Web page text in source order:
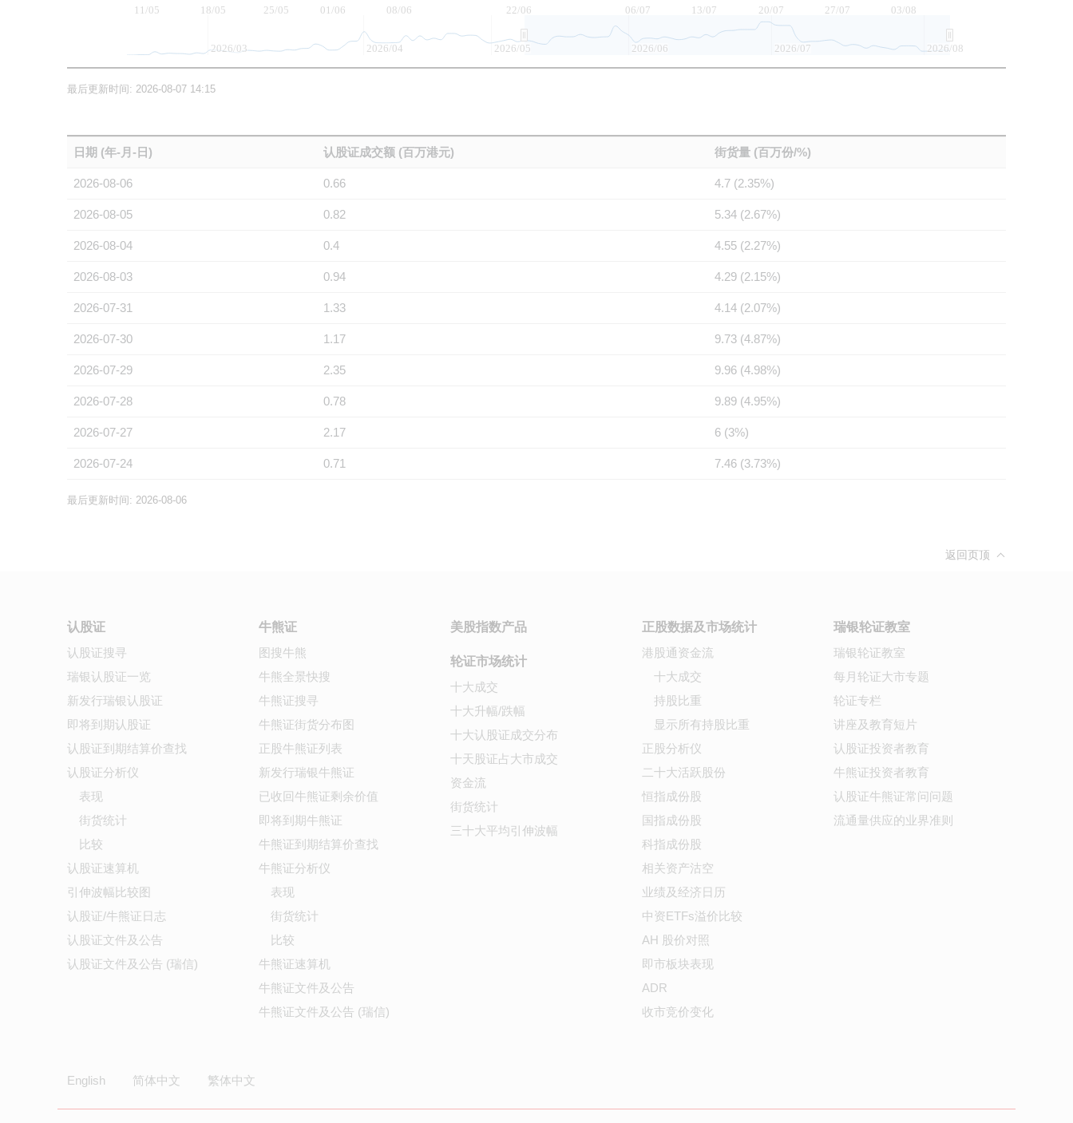
18/05 01/06 13/07 27/07
11/05 25/05 08/06 22/06 06/07 20/07 03/08
2026/03 2026/04 2026/05 2026/06 2026/07 2026/08
最后更新时间: 2026-08-07 14:15
日期 (年-月-日) 认股证成交额 (百万港元) 街货量 (百万份/%)
2026-08-06 0.66 4.7 (2.35%)
2026-08-05 0.82 5.34 (2.67%)
2026-08-04 0.4 4.55 (2.27%)
2026-08-03 0.94 4.29 (2.15%)
2026-07-31 1.33 4.14 (2.07%)
2026-07-30 1.17 9.73 (4.87%)
2026-07-29 2.35 9.96 (4.98%)
2026-07-28 0.78 9.89 (4.95%)
2026-07-27 2.17 6 (3%)
2026-07-24 0.71 7.46 (3.73%)
最后更新时间: 2026-08-06
返回页顶
认股证
认股证搜寻
瑞银认股证一览
新发行瑞银认股证
即将到期认股证
认股证到期结算价查找
认股证分析仪
表现
街货统计
比较
认股证速算机
引伸波幅比较图
认股证/牛熊证日志
认股证文件及公告
认股证文件及公告 (瑞信)
牛熊证
图搜牛熊
牛熊全景快搜
牛熊证搜寻
牛熊证街货分布图
正股牛熊证列表
新发行瑞银牛熊证
已收回牛熊证剩余价值
即将到期牛熊证
牛熊证到期结算价查找
牛熊证分析仪
表现
街货统计
比较
牛熊证速算机
牛熊证文件及公告
牛熊证文件及公告 (瑞信)
美股指数产品
轮证市场统计
十大成交
十大升幅/跌幅
十大认股证成交分布
十天股证占大市成交
资金流
街货统计
三十大平均引伸波幅
正股数据及市场统计
港股通资金流
十大成交
持股比重
显示所有持股比重
正股分析仪
二十大活跃股份
恒指成份股
国指成份股
科指成份股
相关资产沽空
业绩及经济日历
中资ETFs溢价比较
AH 股价对照
即市板块表现
ADR
收市竞价变化
瑞银轮证教室
瑞银轮证教室
每月轮证大市专题
轮证专栏
讲座及教育短片
认股证投资者教育
牛熊证投资者教育
认股证牛熊证常问问题
流通量供应的业界准则
English 简体中文 繁体中文